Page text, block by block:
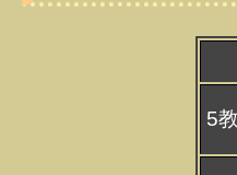
5